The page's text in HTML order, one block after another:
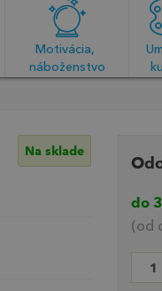
Motivácia,
náboženstvo
Na sklade
do
(od